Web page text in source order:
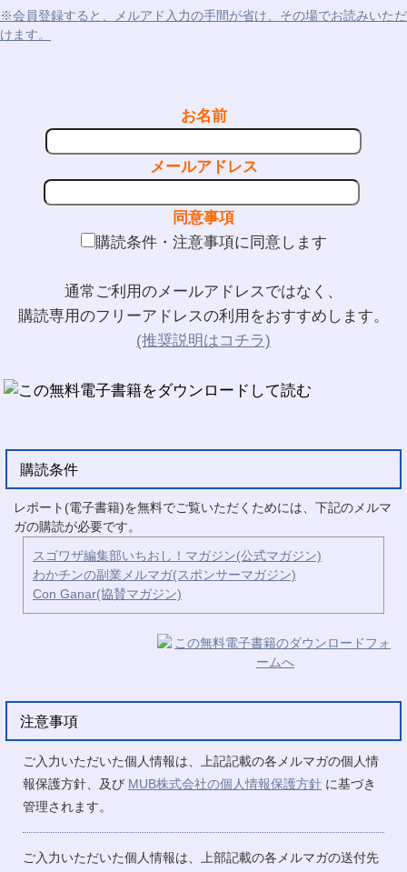
※会員登録すると、メルアド入力の手間が省け、その場でお読みいただ
けます。
お名前
メールアドレス
同意事項
購読条件・注意事項に同意します
通常ご利用のメールアドレスではなく、
購読専用のフリーアドレスの利用をおすすめします。
(推奨説明はコチラ)
購読条件
レポート(電子書籍)を無料でご覧いただくためには、下記のメルマ
ガの購読が必要です。
スゴワザ編集部いちおし！マガジン(公式マガジン)
わかチンの副業メルマガ(スポンサーマガジン)
Con Ganar(協賛マガジン)
注意事項
ご入力いただいた個人情報は、上記記載の各メルマガの個人情
報保護方針、及び MUB株式会社の個人情報保護方針 に基づき
管理されます。
ご入力いただいた個人情報は、上部記載の各メルマガの送付先